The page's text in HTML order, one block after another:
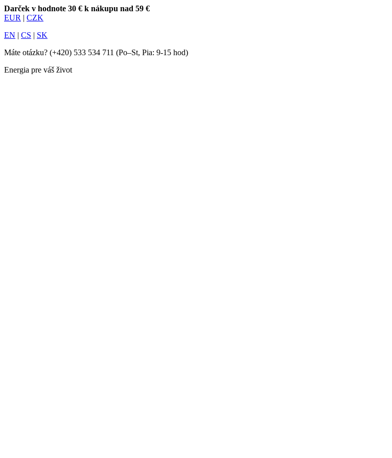
Darček v hodnote 30 € k nákupu nad 59 €
EUR | CZK
EN | CS | SK
Máte otázku? (+420) 533 534 711 (Po–St, Pia: 9-15 hod)
Energia pre váš život